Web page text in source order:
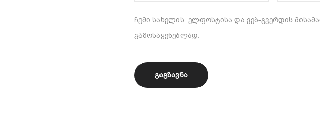
ჩემი სახელის. ელფოსტისა და ვებ-გვერდის
გამოსაყენებლად.